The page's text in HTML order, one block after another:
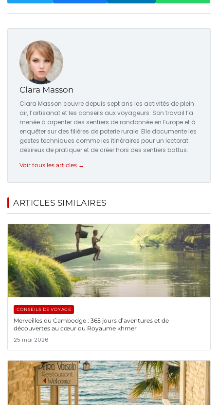
Clara Masson
Clara Masson couvre depuis sept ans les activités de plein
air, l’artisanat et les conseils aux voyageurs. Son travail l’a
menée à arpenter des sentiers de randonnée en Europe et à
enquêter sur des filières de poterie rurale. Elle documente les
gestes techniques comme les itinéraires pour un lectorat
désireux de pratiquer et de créer hors des sentiers battus.
Voir tous les articles →
ARTICLES SIMILAIRES
CONSEILS DE VOYAGE
Merveilles du Cambodge : 365 jours d’aventures et de
découvertes au cœur du Royaume khmer
25 mai 2026